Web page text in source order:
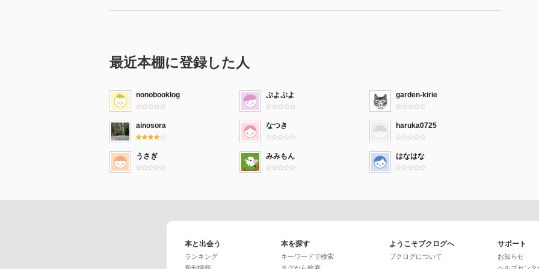
最近本棚に登録した人
nonobooklog ぷよぷよ garden-kirie
ainosora なつき haruka0725
うさぎ みみもん はなはな
本と出会う
ランキング
本を探す
キーワードで検索
ようこそブクログへ
ブクログについて
サポート
お知らせ